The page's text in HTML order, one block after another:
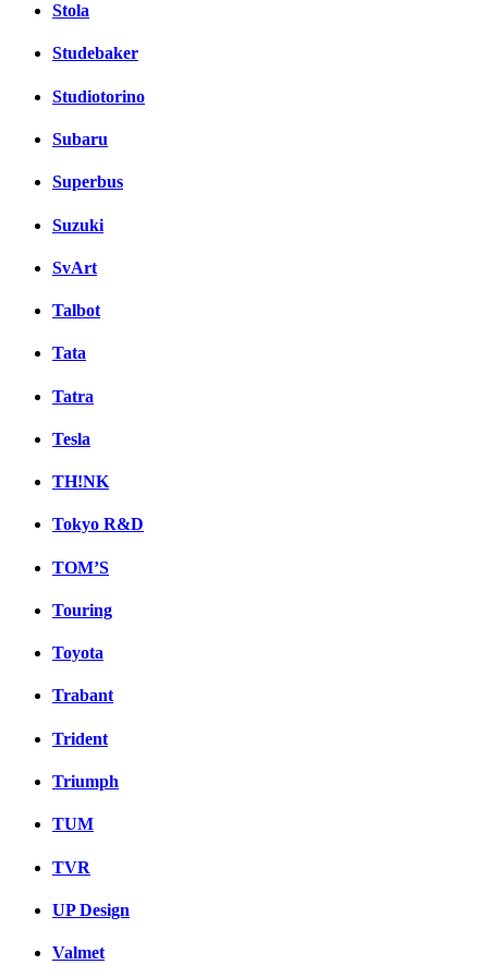
Stola
Studebaker
Studiotorino
Subaru
Superbus
Suzuki
SvArt
Talbot
Tata
Tatra
Tesla
TH!NK
Tokyo R&D
TOM’S
Touring
Toyota
Trabant
Trident
Triumph
TUM
TVR
UP Design
Valmet